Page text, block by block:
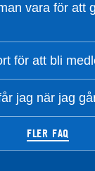
vara för att
för att bli
jag när jag
FLER FAQ